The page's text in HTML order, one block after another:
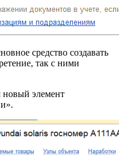
средство создавать
так с ними
новый элемент